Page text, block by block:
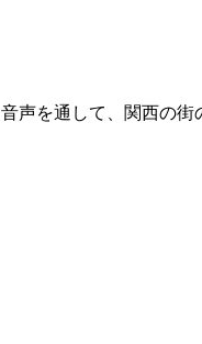
声を通して、関西の